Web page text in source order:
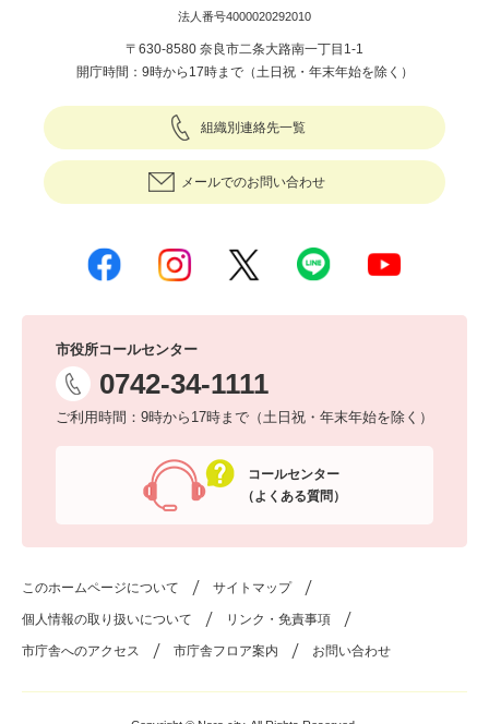
法人番号4000020292010
〒630-8580 奈良市二条大路南一丁目1-1
開庁時間：9時から17時まで（土日祝・年末年始を除く）
組織別連絡先一覧
メールでのお問い合わせ
市役所コールセンター
0742-34-1111
ご利用時間：9時から17時まで（土日祝・年末年始を除く）
コールセンター
（よくある質問）
このホームページについて サイトマップ
個人情報の取り扱いについて リンク・免責事項
市庁舎へのアクセス 市庁舎フロア案内 お問い合わせ